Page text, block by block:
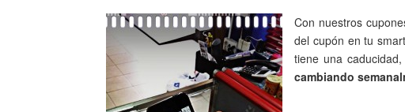
Con nuestros
del cupón en tu
tiene una
cambiando